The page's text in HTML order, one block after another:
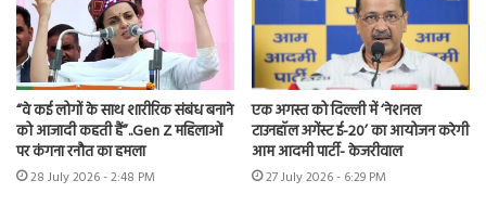
“वे कई लोगों के साथ शारीरिक संबंध बनाने
को आजादी कहती हैं”..Gen Z महिलाओं
पर कंगना रनौत का हमला
28 July 2026 - 2:48 PM
एक अगस्त को दिल्ली में ‘नेशनल
टाउनहॉल अगेंस्ट ई-20’ का आयोजन करेगी
आम आदमी पार्टी- केजरीवाल
27 July 2026 - 6:29 PM